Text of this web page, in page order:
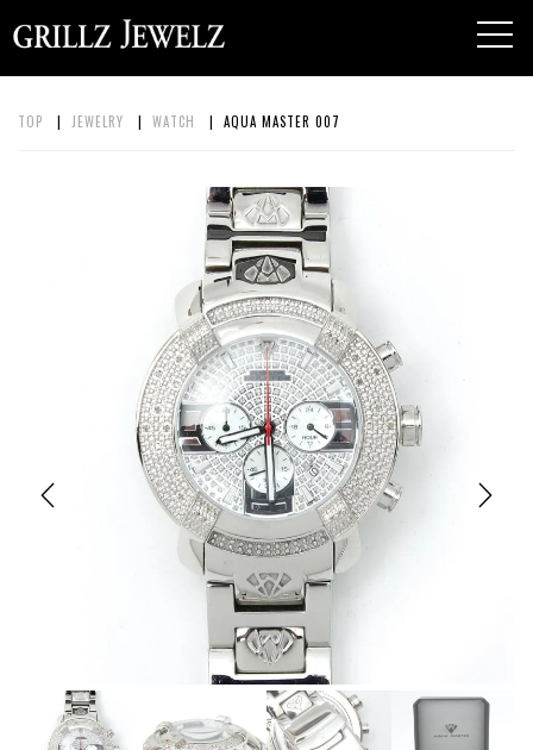
TOP | JEWELRY | WATCH | AQUA MASTER 007